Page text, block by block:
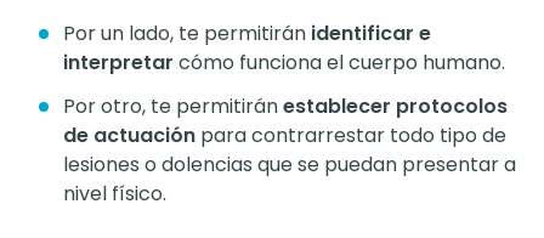
Por un lado, te permitirán identificar e
interpretar cómo funciona el cuerpo humano.
Por otro, te permitiránestablecer protocolos
de actuación para contrarrestar todo tipo de
lesiones o dolencias que se puedan presentar a
nivel físico.